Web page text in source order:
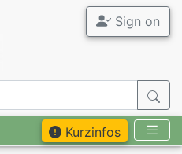
Sign on
Kurzinfos